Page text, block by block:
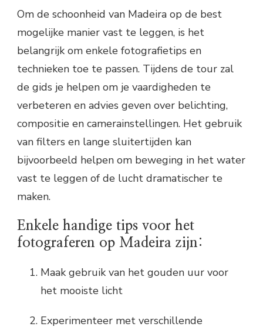
Om de schoonheid van Madeira op de best
mogelijke manier vast te leggen, is het
belangrijk om enkele fotografietips en
technieken toe te passen. Tijdens de tour zal
de gids je helpen om je vaardigheden te
verbeteren en advies geven over belichting,
compositie en camerainstellingen. Het gebruik
van filters en lange sluitertijden kan
bijvoorbeeld helpen om beweging in het water
vast te leggen of de lucht dramatischer te
maken.
Enkele handige tips voor het
fotograferen op Madeira zijn:
Maak gebruik van het gouden uur voor
het mooiste licht
Experimenteer met verschillende